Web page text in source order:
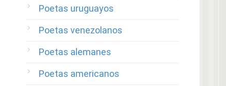
Poetas uruguayos
Poetas venezolanos
Poetas alemanes
Poetas americanos